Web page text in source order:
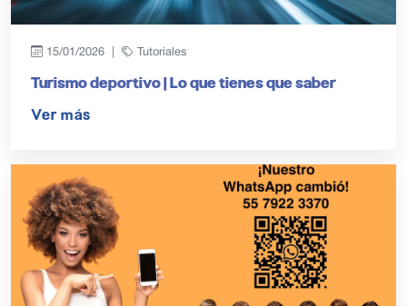
15/01/2026 | Tutoriales
Turismo deportivo | Lo que tienes que saber
Ver más